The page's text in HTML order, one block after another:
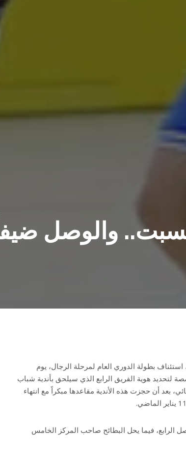
والوصل
بطولة الدوري العام لمرحلة الرجال، يوم
لتحديد هوية الفريق الرابع الذي سيلحق بأندية شباب
بعد أن حجزت هذه الأندية مقاعدها مبكراً مع انتهاء
الرابع، فيما يحل البطائح صاحب المركز الخامس